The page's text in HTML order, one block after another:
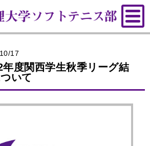
17
年度関西学生秋季リーグ結
いて